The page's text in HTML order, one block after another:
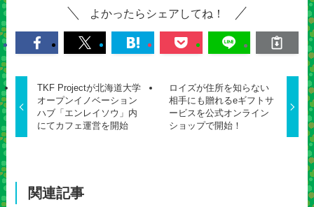
よかったらシェアしてね！
TKF Projectが北海道大学
オープンイノベーション
ハブ「エンレイソウ」内
にてカフェ運営を開始
ロイズが住所を知らない
相手にも贈れるeギフトサ
ービスを公式オンライン
ショップで開始！
関連記事